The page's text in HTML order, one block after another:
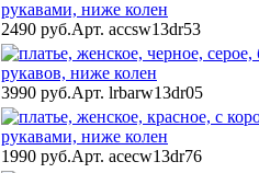
2490 руб.Арт. accsw13dr53
3990 руб.Арт. lrbarw13dr05
1990 руб.Арт. acecw13dr76